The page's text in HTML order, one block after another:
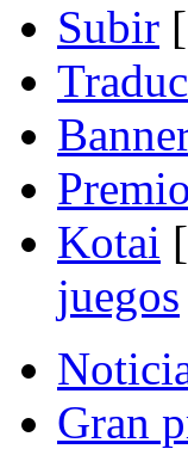
Subir [
Kotai [
juegos
Gran